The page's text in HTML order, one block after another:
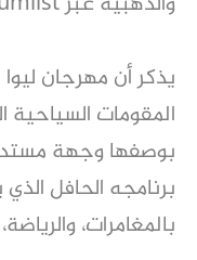
المقومات
بوصفها وجهة
برنامجه الحافل
بالمغامرات،